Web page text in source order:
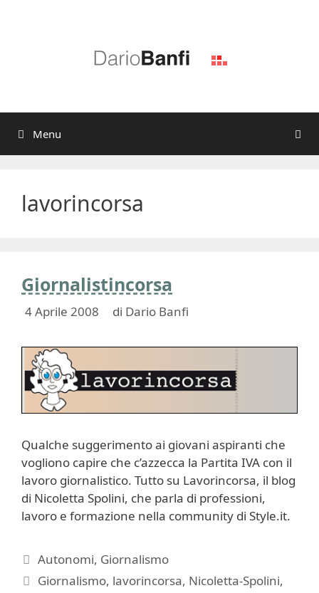
Menu
lavorincorsa
Giornalistincorsa
4 Aprile 2008 di Dario Banfi
Qualche suggerimento ai giovani aspiranti che
vogliono capire che c’azzecca la Partita IVA con il
lavoro giornalistico. Tutto su Lavorincorsa, il blog
di Nicoletta Spolini, che parla di professioni,
lavoro e formazione nella community di Style.it.
Categorie
Autonomi, Giornalismo
Tag
Giornalismo, lavorincorsa, Nicoletta-Spolini,